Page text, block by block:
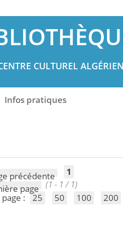
CULTUREL ALGÉRIEN
Infos pratiques
1
(1 - 1 / 1)
page :
25 50 100 200